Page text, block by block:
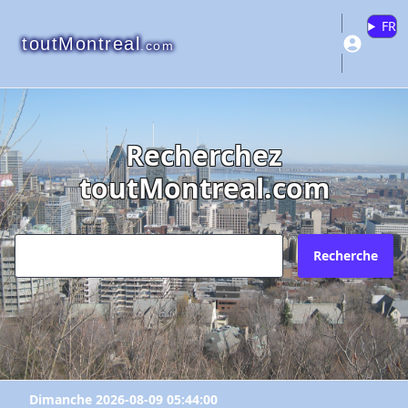
toutMontreal.com
FR
Recherchez
toutMontreal.com
Recherche
Dimanche 2026-08-09 05:44:00